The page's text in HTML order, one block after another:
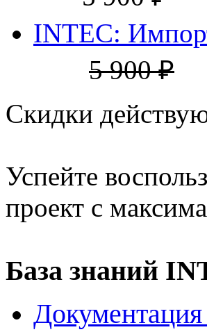
INTEC:
5 900 ₽
Скидки
Успейте
проект с
База знаний